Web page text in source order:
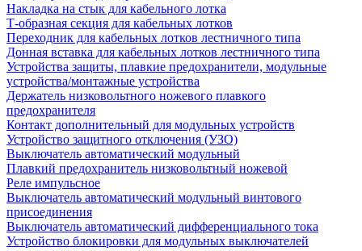
Накладка на стык для кабельного лотка
Т-образная секция для кабельных лотков
Переходник для кабельных лотков лестничного типа
Донная вставка для кабельных лотков лестничного типа
Устройства защиты, плавкие предохранители, модульные
устройства/монтажные устройства
Держатель низковольтного ножевого плавкого
предохранителя
Контакт дополнительный для модульных устройств
Устройство защитного отключения (УЗО)
Выключатель автоматический модульный
Плавкий предохранитель низковольтный ножевой
Реле импульсное
Выключатель автоматический модульный винтового
присоединения
Выключатель автоматический дифференциального тока
Устройство блокировки для модульных выключателей